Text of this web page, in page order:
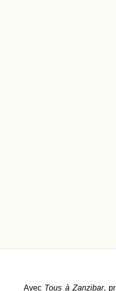
Avec Tous à Zanzibar,